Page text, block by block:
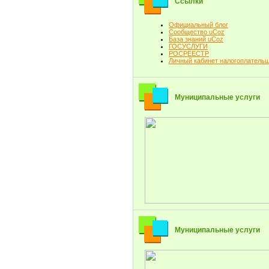
Официальный блог
Сообщество uCoz
База знаний uCoz
ГОСУСЛУГИ
РОСРЕЕСТР
Личный кабинет
Муниципальные услуги
Муниципальные услуги